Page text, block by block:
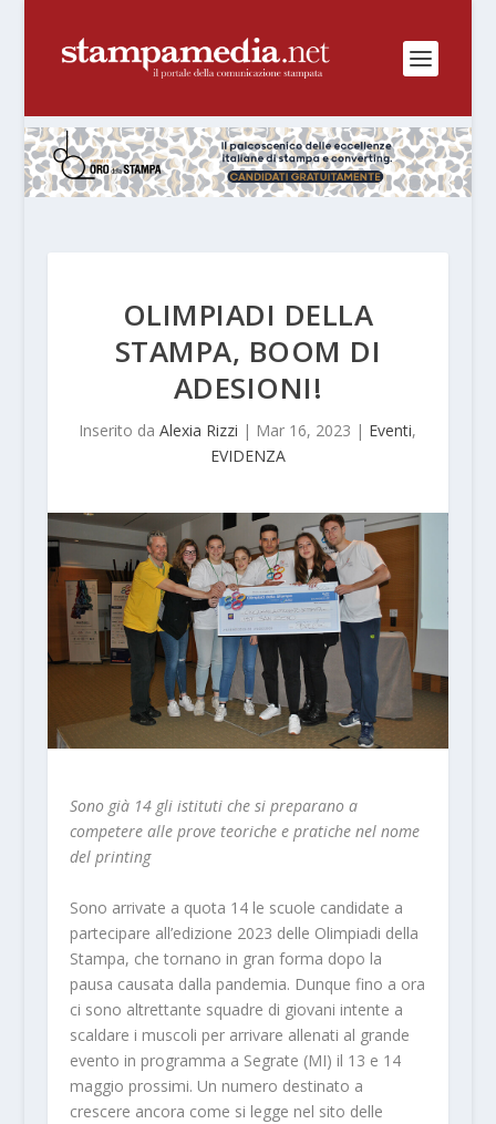
OLIMPIADI DELLA
STAMPA, BOOM DI
ADESIONI!
Inserito daAlexia Rizzi | Mar 16, 2023 | Eventi,
EVIDENZA
Sono già 14 gli istituti che si preparano a
competere alle prove teoriche e pratiche nel nome
del printing
Sono arrivate a quota 14 le scuole candidate a
partecipare all’edizione 2023 delle Olimpiadi della
Stampa, che tornano in gran forma dopo la
pausa causata dalla pandemia. Dunque fino a ora
ci sono altrettante squadre di giovani intente a
scaldare i muscoli per arrivare allenati al grande
evento in programma a Segrate (MI) il 13 e 14
maggio prossimi. Un numero destinato a
crescere ancora come si legge nel sito delle